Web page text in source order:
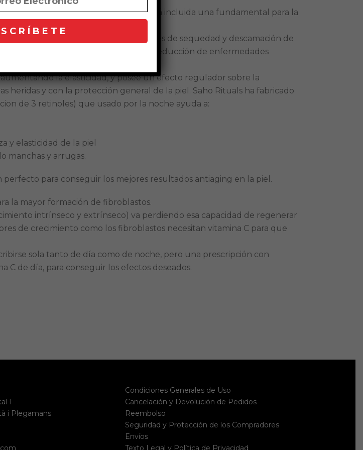
del organismo entre las cuales está incluida una fundamental para la
y ayuda a corregir condiciones de sequedad y descamación de
agentes externos, así como en la reducción de enfermedades
la elasticidad, y posee un efecto regulador sobre la
heridas y con la protección general de la piel. Saho Rituals ha fabricado
de 3 retinoles) que usado por la noche ayuda a:
y elasticidad de la piel
manchas y arrugas.
para conseguir los mejores resultados antiaging en la piel.
la mayor formación de fibroblastos.
intrínseco y extrínseco) va perdiendo esa capacidad de regenerar
de crecimiento como los fibroblastos necesitan vitamina C para que
sola tanto de día como de noche, pero una prescripción con
C de día, para conseguir los efectos deseados.
1
i Plegamans
Condiciones Generales de Uso
Cancelación y Devolución de Pedidos
Reembolso
Seguridad y Protección de los Compradores
Envíos
Texto Legal y Política de Privacidad